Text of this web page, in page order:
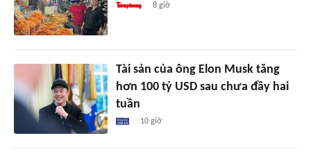
8 giờ
Tài sản của ông Elon Musk tăng
hơn 100 tỷ USD sau chưa đầy hai
tuần
10 giờ